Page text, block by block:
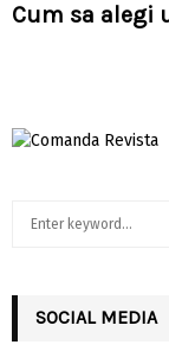
Cum sa alegi
h
SOCIAL MEDIA